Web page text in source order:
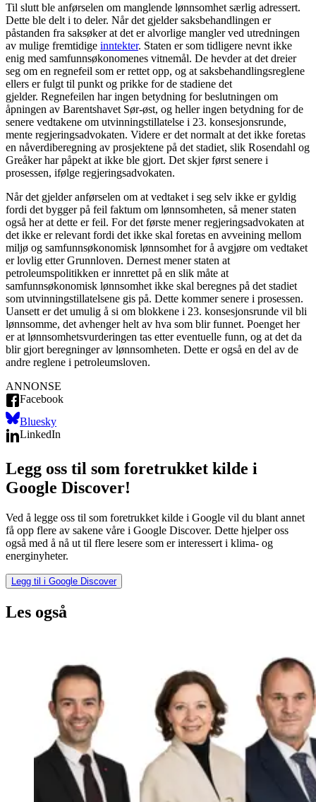
Til slutt ble anførselen om manglende lønnsomhet særlig adressert.
Dette ble delt i to deler. Når det gjelder saksbehandlingen er
påstanden fra saksøker at det er alvorlige mangler ved utredningen
av mulige fremtidige inntekter. Staten er som tidligere nevnt ikke
enig med samfunnsøkonomenes vitnemål. De hevder at det dreier
seg om en regnefeil som er rettet opp, og at saksbehandlingsreglene
ellers er fulgt til punkt og prikke for de stadiene det
gjelder. Regnefeilen har ingen betydning for beslutningen om
åpningen av Barentshavet Sør-øst, og heller ingen betydning for de
senere vedtakene om utvinningstillatelse i 23. konsesjonsrunde,
mente regjeringsadvokaten. Videre er det normalt at det ikke foretas
en nåverdiberegning av prosjektene på det stadiet, slik Rosendahl og
Greåker har påpekt at ikke ble gjort. Det skjer først senere i
prosessen, ifølge regjeringsadvokaten.
Når det gjelder anførselen om at vedtaket i seg selv ikke er gyldig
fordi det bygger på feil faktum om lønnsomheten, så mener staten
også her at dette er feil. For det første mener regjeringsadvokaten at
det ikke er relevant fordi det ikke skal foretas en avveining mellom
miljø og samfunnsøkonomisk lønnsomhet for å avgjøre om vedtaket
er lovlig etter Grunnloven. Dernest mener staten at
petroleumspolitikken er innrettet på en slik måte at
samfunnsøkonomisk lønnsomhet ikke skal beregnes på det stadiet
som utvinningstillatelsene gis på. Dette kommer senere i prosessen.
Uansett er det umulig å si om blokkene i 23. konsesjonsrunde vil bli
lønnsomme, det avhenger helt av hva som blir funnet. Poenget her
er at lønnsomhetsvurderingen tas etter eventuelle funn, og at det da
blir gjort beregninger av lønnsomheten. Dette er også en del av de
andre reglene i petroleumsloven.
ANNONSE
Facebook
Bluesky
LinkedIn
Legg oss til som foretrukket kilde i
Google Discover!
Ved å legge oss til som foretrukket kilde i Google vil du blant annet
få opp flere av sakene våre i Google Discover. Dette hjelper oss
også med å nå ut til flere lesere som er interessert i klima- og
energinyheter.
Legg til i Google Discover
Les også